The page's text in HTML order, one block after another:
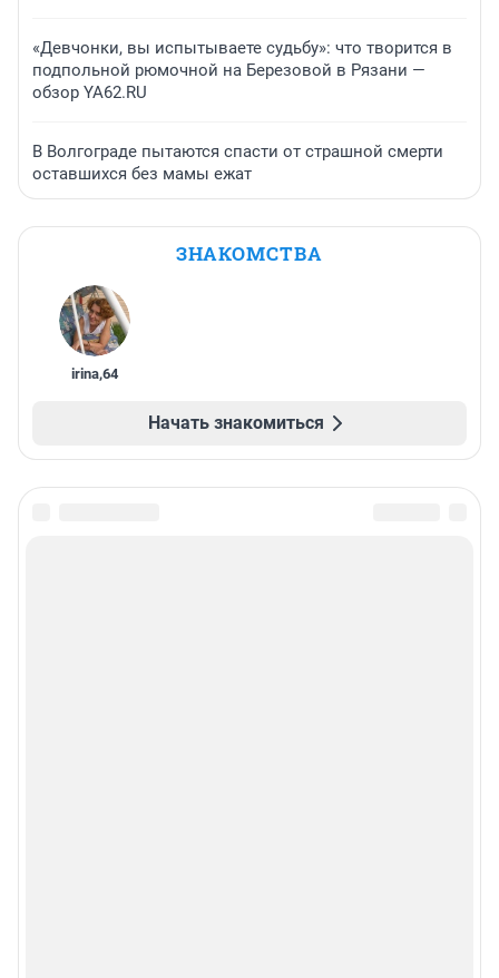
«Девчонки, вы испытываете судьбу»: что творится в
подпольной рюмочной на Березовой в Рязани —
обзор YA62.RU
В Волгограде пытаются спасти от страшной смерти
оставшихся без мамы ежат
ЗНАКОМСТВА
irina,64
Начать знакомиться